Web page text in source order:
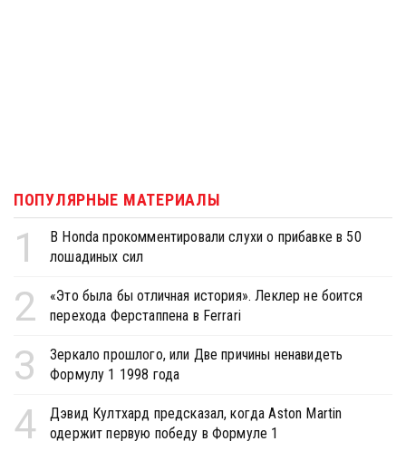
ПОПУЛЯРНЫЕ МАТЕРИАЛЫ
1
В Honda прокомментировали слухи о прибавке в 50
лошадиных сил
2
«Это была бы отличная история». Леклер не боится
перехода Ферстаппена в Ferrari
3
Зеркало прошлого, или Две причины ненавидеть
Формулу 1 1998 года
4
Дэвид Култхард предсказал, когда Aston Martin
одержит первую победу в Формуле 1